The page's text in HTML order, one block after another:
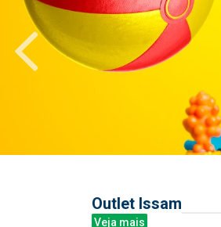
Outlet Issam
Veja mais